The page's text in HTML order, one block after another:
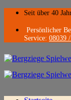
Zum
springen
Seit über 40
Persönlicher
Service: 08039